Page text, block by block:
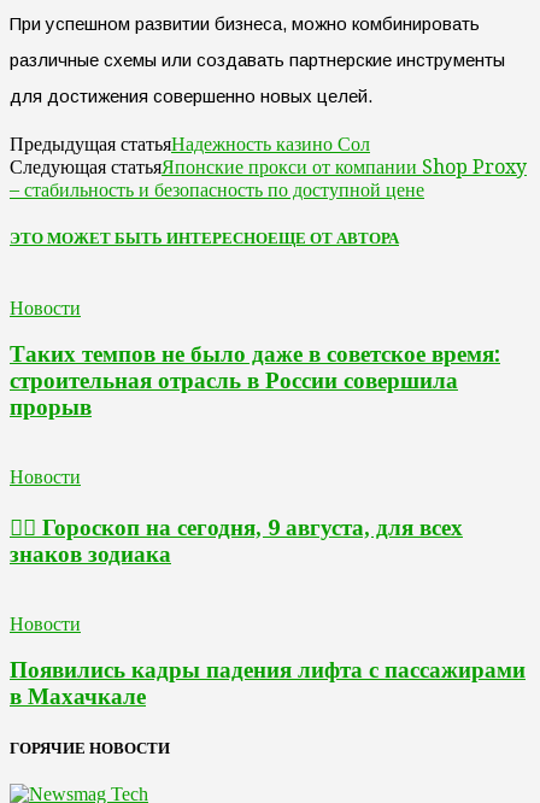
При успешном развитии бизнеса, можно комбинировать
различные схемы или создавать партнерские инструменты
для достижения совершенно новых целей.
Предыдущая статьяНадежность казино Сол
Следующая статьяЯпонские прокси от компании Shop Proxy
– стабильность и безопасность по доступной цене
ЭТО МОЖЕТ БЫТЬ ИНТЕРЕСНОЕЩЕ ОТ АВТОРА
Новости
Таких темпов не было даже в советское время:
строительная отрасль в России совершила
прорыв
Новости
🧙‍♀ Гороскоп на сегодня, 9 августа, для всех
знаков зодиака
Новости
Появились кадры падения лифта с пассажирами
в Махачкале
ГОРЯЧИЕ НОВОСТИ